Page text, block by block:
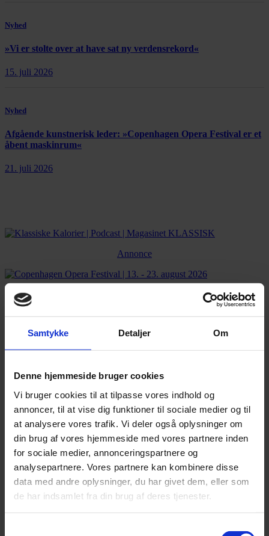
Samtykke Detaljer Om
Denne hjemmeside bruger cookies
Vi bruger cookies til at tilpasse vores indhold og
annoncer, til at vise dig funktioner til sociale medier og til
at analysere vores trafik. Vi deler også oplysninger om
din brug af vores hjemmeside med vores partnere inden
for sociale medier, annonceringspartnere og
analysepartnere. Vores partnere kan kombinere disse
data med andre oplysninger, du har givet dem, eller som
de har indsamlet fra din brug af deres tjenester.
Nyhed
»Vi er stolte over at have sat ny verdensrekord«
15. juli 2026
Nyhed
Afgående kunstnerisk leder: »Copenhagen Opera Festival er et
åbent maskinrum«
21. juli 2026
Annonce